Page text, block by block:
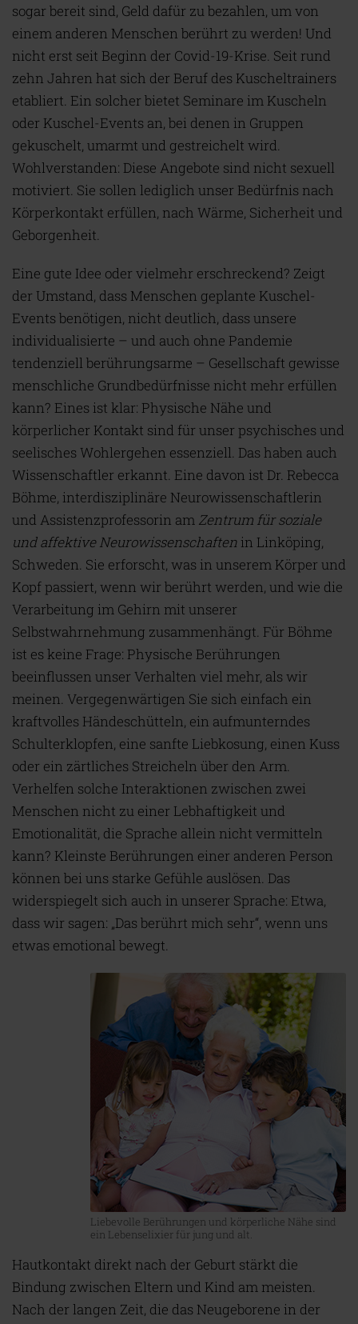
sogar bereit sind, Geld dafür zu bezahlen, um von
einem anderen Menschen berührt zu werden! Und
nicht erst seit Beginn der Covid-19-Krise. Seit rund
zehn Jahren hat sich der Beruf des Kuscheltrainers
etabliert. Ein solcher bietet Seminare im Kuscheln
oder Kuschel-Events an, bei denen in Gruppen
gekuschelt, umarmt und gestreichelt wird.
Wohlverstanden: Diese Angebote sind nicht sexuell
motiviert. Sie sollen lediglich unser Bedürfnis nach
Körperkontakt erfüllen, nach Wärme, Sicherheit und
Geborgenheit.
Eine gute Idee oder vielmehr erschreckend? Zeigt
der Umstand, dass Menschen geplante Kuschel-
Events benötigen, nicht deutlich, dass unsere
individualisierte – und auch ohne Pandemie
tendenziell berührungsarme – Gesellschaft gewisse
menschliche Grundbedürfnisse nicht mehr erfüllen
kann? Eines ist klar: Physische Nähe und
körperlicher Kontakt sind für unser psychisches und
seelisches Wohlergehen essenziell. Das haben auch
Wissenschaftler erkannt. Eine davon ist Dr. Rebecca
Böhme, interdisziplinäre Neurowissenschaftlerin
und Assistenzprofessorin am Zentrum für soziale
und affektive Neurowissenschaften in Linköping,
Schweden. Sie erforscht, was in unserem Körper und
Kopf passiert, wenn wir berührt werden, und wie die
Verarbeitung im Gehirn mit unserer
Selbstwahrnehmung zusammenhängt. Für Böhme
ist es keine Frage: Physische Berührungen
beeinflussen unser Verhalten viel mehr, als wir
meinen. Vergegenwärtigen Sie sich einfach ein
kraftvolles Händeschütteln, ein aufmunterndes
Schulterklopfen, eine sanfte Liebkosung, einen Kuss
oder ein zärtliches Streicheln über den Arm.
Verhelfen solche Interaktionen zwischen zwei
Menschen nicht zu einer Lebhaftigkeit und
Emotionalität, die Sprache allein nicht vermitteln
kann? Kleinste Berührungen einer anderen Person
können bei uns starke Gefühle auslösen. Das
widerspiegelt sich auch in unserer Sprache: Etwa,
dass wir sagen: „Das berührt mich sehr“, wenn uns
etwas emotional bewegt.
Liebevolle Berührungen und körperliche Nähe sind
ein Lebenselixier für jung und alt.
Hautkontakt direkt nach der Geburt stärkt die
Bindung zwischen Eltern und Kind am meisten.
Nach der langen Zeit, die das Neugeborene in der